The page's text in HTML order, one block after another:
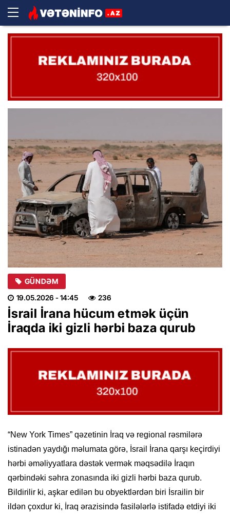
GÜNDƏM
19.05.2026 - 14:45 236
İsrail İrana hücum etmək üçün
İraqda iki gizli hərbi baza qurub
“New York Times” qəzetinin İraq və regional rəsmilərə
istinadən yaydığı məlumata görə, İsrail İrana qarşı keçirdiyi
hərbi əməliyyatlara dəstək vermək məqsədilə İraqın
qərbindəki səhra zonasında iki gizli hərbi baza qurub.
Bildirilir ki, aşkar edilən bu obyektlərdən biri İsrailin bir
ildən çoxdur ki, İraq ərazisində fasilələrlə istifadə etdiyi iki